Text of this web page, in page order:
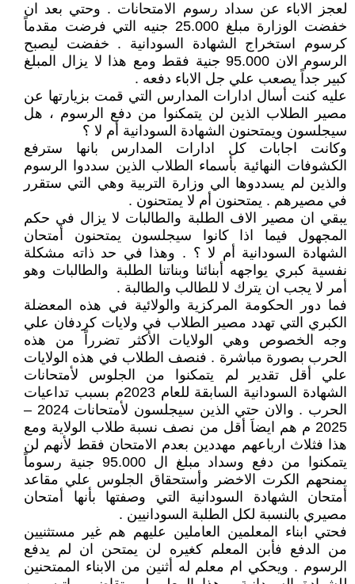
لعجز الاباء عن سداد رسوم الامتحانات . وحتي بعد ان
خفضت الوزارة مبلغ 25.000 جنيه التي فرضت مقدماً
كرسوم استخراج الشهادة السودانية . خفضت ليصبح
الرسوم الان 95.000 جنية فقط ومع هذا لا يزال المبلغ
كبير جداً يصعب علي جل الاباء دفعه .
عليه كنت أسال ادارات المدارس التي قمت بزيارتها عن
مصير الطلاب الذين لن يتمكنوا من دفع الرسوم ، هل
سيجلسون ويمتحنون الشهادة السودانية أم لا ؟
وكانت اجابات كل ادارات المدارس بانها سترفع
الكشوفات النهائية بأسماء الطلاب الذين سددوا الرسوم
والذين لم يسددوها الي وزارة التربية وهي التي ستقرر
في مصيرهم . يمتحنون أم لا يمتحنون .
يبقي ان مصير الاف الطلبة والطالبات لا يزال في حكم
المجهول فيما اذا كانوا سيجلسون يمتحنون أمتحان
الشهادة السودانية أم لا ؟ . وهذا في حد ذاته مشكلة
نفسية كبري يواجهه أبنائنا وبناتنا الطلبة والطالبات وهو
أمر لا يجب ان يترك لا للطالب والطالبة .
فما دور الحكومة المركزية والولائية في هذه المعضلة
الكبري التي تهدد مصير الطلاب في ولايات كردفان علي
وجه الخصوص وهي الولايات الأكثر تضرراً من هذه
الحرب بصورة مباشرة . فنصف الطلاب في هذه الولايات
علي أقل تقدير لم يتمكنوا من الجلوس لأمتحانات
الشهادة السودانية السابقة للعام 2023م بسبب تداعيات
الحرب . والان حتي الذين سيجلسون لأمتحانات 2024 –
2025 م هم ايضاَ أقل من نصف نسبة طلاب الولاية ومع
هذا فثلاث ارباعهم مهددين بعدم الامتحان فقط لأنهم لن
يتمكنوا من دفع وسداد مبلغ ال 95.000 جنية رسوماً
يمنحهم الكرت الاخضر وأستحقاق الجلوس علي مقاعد
أمتحان الشهادة السودانية التي وصفتها بأنها أمتحان
مصيري بالنسبة لكل الطلبة السودانيين .
فحتي ابناء المعلمين العاملين عليهم هم غير مستثنيين
من الدفع فأبن المعلم كغيره لن يمتحن ان لم يدفع
الرسوم . ويحكي ام معلم له أثنين من الابناء الممتحنين